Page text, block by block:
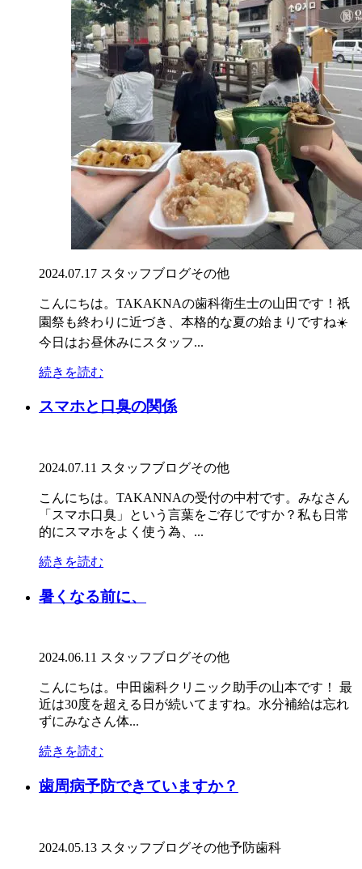
2024.07.17 スタッフブログその他
こんにちは。TAKAKNAの歯科衛生士の山田です！祇
園祭も終わりに近づき、本格的な夏の始まりですね☀️
今日はお昼休みにスタッフ...
続きを読む
スマホと口臭の関係
2024.07.11 スタッフブログその他
こんにちは。TAKANNAの受付の中村です。みなさん
「スマホ口臭」という言葉をご存じですか？私も日常
的にスマホをよく使う為、...
続きを読む
暑くなる前に、
2024.06.11 スタッフブログその他
こんにちは。中田歯科クリニック助手の山本です！ 最
近は30度を超える日が続いてますね。水分補給は忘れ
ずにみなさん体...
続きを読む
歯周病予防できていますか？
2024.05.13 スタッフブログその他予防歯科